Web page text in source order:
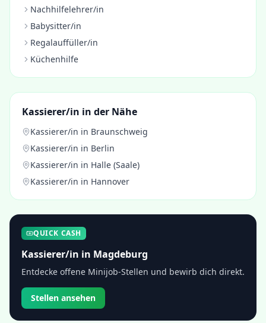
Nachhilfelehrer/in
Babysitter/in
Regalauffüller/in
Küchenhilfe
Kassierer/in in der Nähe
Kassierer/in in Braunschweig
Kassierer/in in Berlin
Kassierer/in in Halle (Saale)
Kassierer/in in Hannover
QUICK CASH
Kassierer/in in Magdeburg
Entdecke offene Minijob-Stellen und bewirb dich direkt.
Stellen ansehen